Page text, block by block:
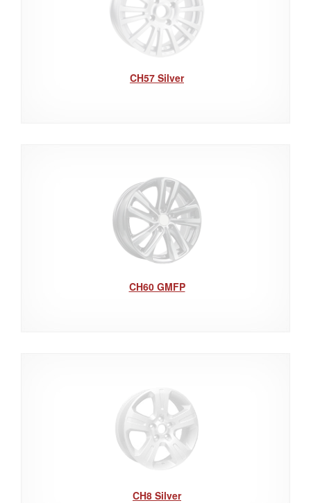
CH57 Silver
CH60 GMFP
CH8 Silver